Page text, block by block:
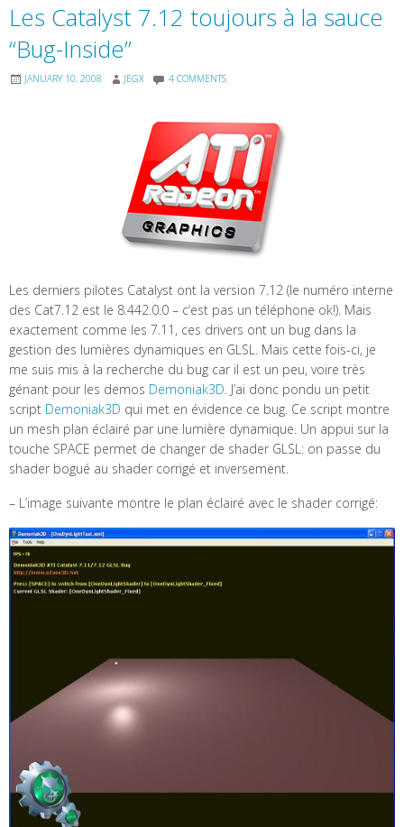
Les Catalyst 7.12 toujours à la sauce
“Bug-Inside”
JANUARY 10, 2008 JEGX 4 COMMENTS
Les derniers pilotes Catalyst ont la version 7.12 (le numéro interne
des Cat7.12 est le 8.442.0.0 – c’est pas un téléphone ok!). Mais
exactement comme les 7.11, ces drivers ont un bug dans la
gestion des lumières dynamiques en GLSL. Mais cette fois-ci, je
me suis mis à la recherche du bug car il est un peu, voire très
génant pour les demos Demoniak3D. J’ai donc pondu un petit
script Demoniak3D qui met en évidence ce bug. Ce script montre
un mesh plan éclairé par une lumière dynamique. Un appui sur la
touche SPACE permet de changer de shader GLSL: on passe du
shader bogué au shader corrigé et inversement.
– L’image suivante montre le plan éclairé avec le shader corrigé: